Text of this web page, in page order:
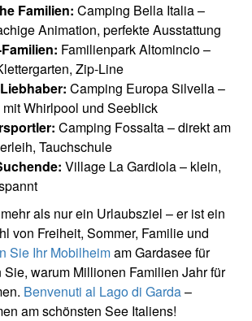
Familien: Camping Bella Italia –
Animation, perfekte Ausstattung
Familienpark Altomincio –
Zip-Line
Camping Europa Silvella –
Whirlpool und Seeblick
Camping Fossalta – direkt am
Tauchschule
Village La Gardiola – klein,
als nur ein Urlaubsziel – er ist ein
von Freiheit, Sommer, Familie und
Sie Ihr Mobilheimam Gardasee für
warum Millionen Familien Jahr für
Benvenuti al Lago di Garda–
am schönsten See Italiens!